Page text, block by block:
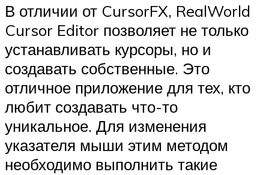
В отличии от CursorFX, RealWorld
Cursor Editor позволяет не только
устанавливать курсоры, но и
создавать собственные. Это
отличное приложение для тех, кто
любит создавать что-то
уникальное. Для изменения
указателя мыши этим методом
необходимо выполнить такие